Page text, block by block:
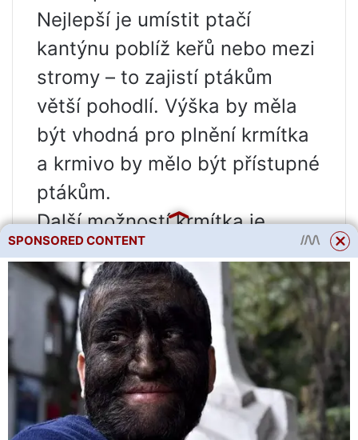
Nejlepší je umístit ptačí
kantýnu poblíž keřů nebo mezi
stromy – to zajistí ptákům
větší pohodlí. Výška by měla
být vhodná pro plnění krmítka
a krmivo by mělo být přístupné
ptákům.
Další možností krmítka je
krmítko z pletiva. Konstrukce
umožňuje uskladnit velkou
zásobu krmení najednou a síť
umožňuje krmit i když je
spodní část pokrytá sněhem.
Na dně krmítka je velký otvor,
na fotografii je pokrytý
SPONSORED CONTENT